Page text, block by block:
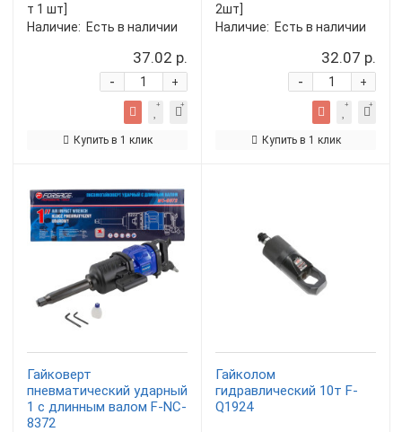
т 1 шт]
Наличие: Есть в наличии
37.02 р.
+
-
Купить в 1 клик
2шт]
Наличие: Есть в наличии
32.07 р.
+
-
Купить в 1 клик
Гайковерт
пневматический ударный
1 с длинным валом F-NC-
8372
Гайколом
гидравлический 10т F-
Q1924